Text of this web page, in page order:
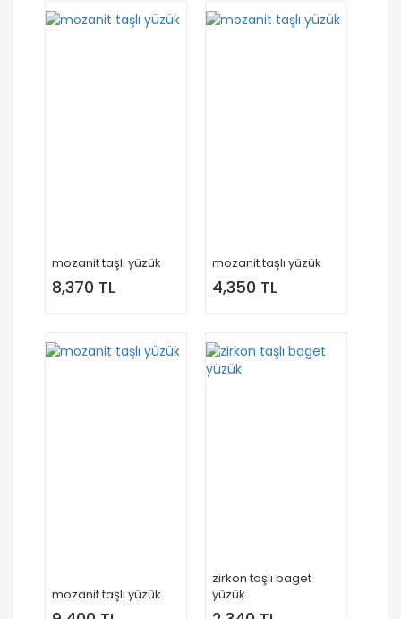
mozanit taşlı yüzük
8,370 TL
mozanit taşlı yüzük
4,350 TL
mozanit taşlı yüzük
zirkon taşlı baget
yüzük